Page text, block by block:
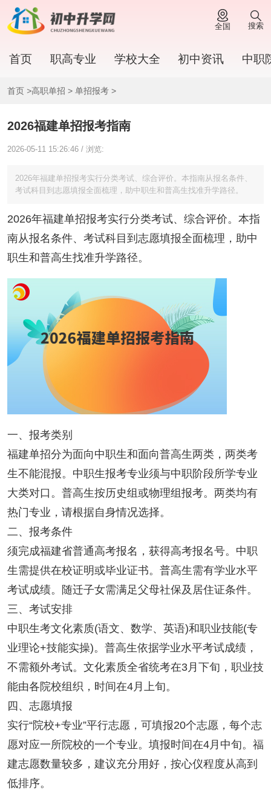
全国 搜索
首页 职高专业 学校大全 初中资讯 中职
首页 >高职单招 > 单招报考>
2026福建单招报考指南
2026-05-11 15:26:46 / 浏览:
2026年福建单招报考实行分类考试、综合评价。本指南从报名条件、
考试科目到志愿填报全面梳理，助中职生和普高生找准升学路径。
2026年福建单招报考实行分类考试、综合评价。本指
南从报名条件、考试科目到志愿填报全面梳理，助中
职生和普高生找准升学路径。
一、报考类别
福建单招分为面向中职生和面向普高生两类，两类考
生不能混报。中职生报考专业须与中职阶段所学专业
大类对口。普高生按历史组或物理组报考。两类均有
热门专业，请根据自身情况选择。
二、报考条件
须完成福建省普通高考报名，获得高考报名号。中职
生需提供在校证明或毕业证书。普高生需有学业水平
考试成绩。随迁子女需满足父母社保及居住证条件。
三、考试安排
中职生考文化素质(语文、数学、英语)和职业技能(专
业理论+技能实操)。普高生依据学业水平考试成绩，
不需额外考试。文化素质全省统考在3月下旬，职业技
能由各院校组织，时间在4月上旬。
四、志愿填报
实行“院校+专业”平行志愿，可填报20个志愿，每个志
愿对应一所院校的一个专业。填报时间在4月中旬。福
建志愿数量较多，建议充分用好，按心仪程度从高到
低排序。